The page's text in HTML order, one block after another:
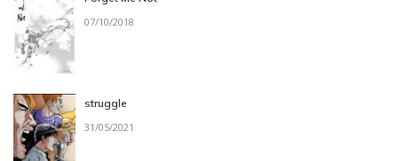
07/10/2018
struggle
31/05/2021